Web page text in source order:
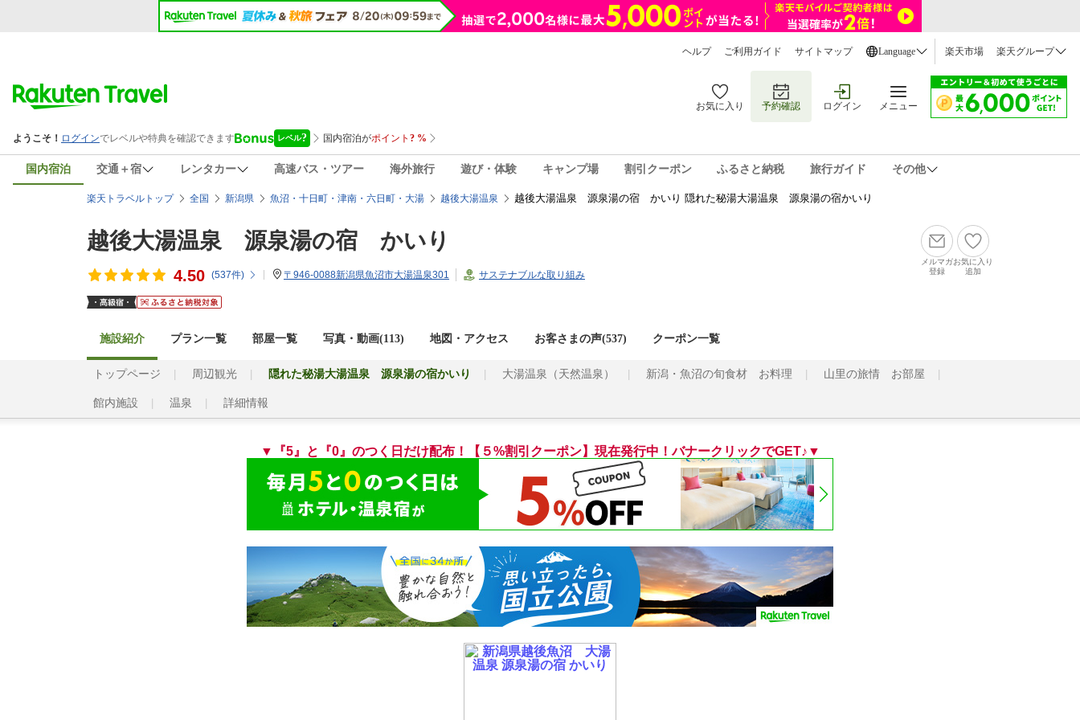
ヘルプ ご利用ガイド サイトマップ Language 楽天市場 楽天グループ
お気に入り 予約確認 ログイン メニュー
国内宿泊 交通＋宿 レンタカー 高速バス・ツアー 海外旅行 遊び・体験 キャンプ場 割引クーポン ふるさと納税 旅行ガイド その他
楽天トラベルトップ 全国 新潟県 魚沼・十日町・津南・六日町・大湯 越後大湯温泉 越後大湯温泉 源泉湯の宿 かいり 隠れた秘湯大湯温泉 源泉湯の宿かいり
越後大湯温泉 源泉湯の宿 かいり
4.50 (537件) 〒946-0088新潟県魚沼市大湯温泉301 サステナブルな取り組み
メルマガ
登録
お気に入り
追加
施設紹介 プラン一覧 部屋一覧 写真・動画(113) 地図・アクセス お客さまの声(537) クーポン一覧
トップページ 周辺観光 隠れた秘湯大湯温泉 源泉湯の宿かいり 大湯温泉（天然温泉） 新潟・魚沼の旬食材 お料理 山里の旅情 お部屋
館内施設 温泉 詳細情報
▼『5』と『0』のつく日だけ配布！【５%割引クーポン】現在発行中！バナークリックでGET♪▼